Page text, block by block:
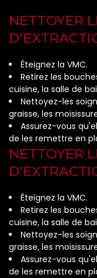
NETTOYER
Éteignez la VMC.
Retirez les
cuisine, la salle de
Nettoyez-les
graisse, les
Assurez-vous
de les remettre en
NETTOYER
Éteignez la VMC.
Retirez les
cuisine, la salle de
Nettoyez-les
graisse, les
Assurez-vous
de les remettre en